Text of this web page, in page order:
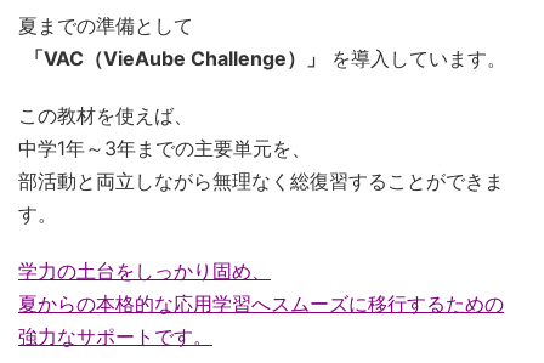
夏までの準備として
「VAC（VieAube Challenge）」
を導入しています。
この教材を使えば、
中学1年～3年までの主要単元を、
部活動と両立しながら無理なく総復習することができま
す。
学力の土台をしっかり固め、
夏からの本格的な応用学習へスムーズに移行するための
強力なサポートです。